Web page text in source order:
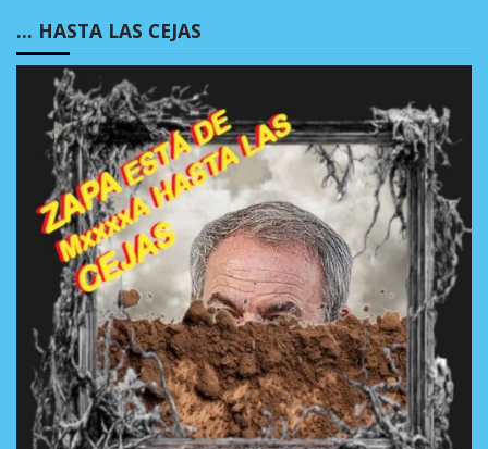
… HASTA LAS CEJAS